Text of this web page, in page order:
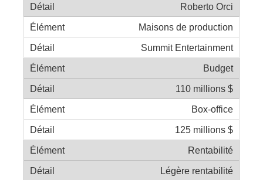
Roberto Orci
Maisons de production
Summit Entertainment
Budget
110 millions $
Box-office
125 millions $
Rentabilité
Légère rentabilité